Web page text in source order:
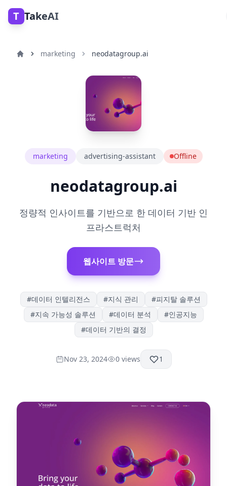
T TakeAI
marketing neodatagroup.ai
marketing advertising-assistant Offline
neodatagroup.ai
정량적 인사이트를 기반으로 한 데이터 기반 인
프라스트럭처
웹사이트 방문
#데이터 인텔리전스 #지식 관리 #피지탈 솔루션
#지속 가능성 솔루션 #데이터 분석 #인공지능
#데이터 기반의 결정
Nov 23, 2024 0views 1